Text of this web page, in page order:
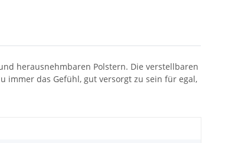
herausnehmbaren Polstern. Die verstellbaren
immer das Gefühl, gut versorgt zu sein für egal,